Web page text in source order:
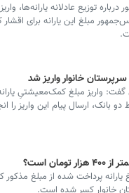
توزیع عادلانه یارانه‌ها،
خانوار واریز شد
واریز مبلغ کمک‌معیشتیِ
بانک، ارسال پیام این واریز را
است؟